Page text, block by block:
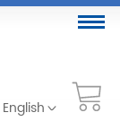
English